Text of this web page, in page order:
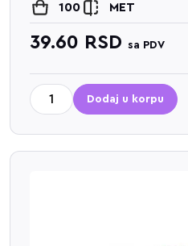
100 MET
39.60 RSD sa PDV
Dodaj u korpu